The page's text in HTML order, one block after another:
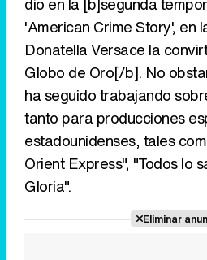
dio en la [b]segunda
'American Crime Story', en
Donatella Versace la
Globo de Oro[/b]. No
ha seguido trabajando
tanto para producciones
estadounidenses, tales
Orient Express", "Todos lo
Gloria".
Eliminar